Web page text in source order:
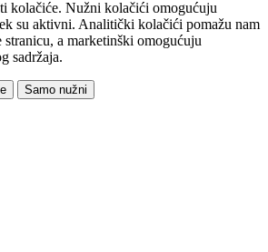
kolačiće. Nužni kolačići omogućuju
su aktivni. Analitički kolačići pomažu nam
a marketinški omogućuju
sadržaja.
Samo nužni